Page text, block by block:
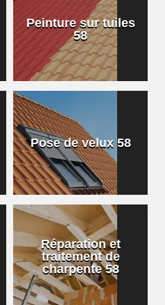
Peinture sur tuiles
58
Pose de velux 58
Réparation et
traitement de
charpente 58